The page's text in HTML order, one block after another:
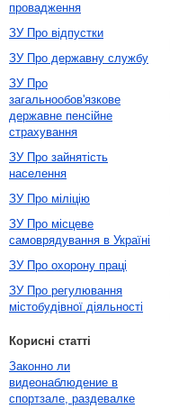
провадження
ЗУ Про відпустки
ЗУ Про державну службу
ЗУ Про
загальнообов'язкове
державне пенсійне
страхування
ЗУ Про зайнятість
населення
ЗУ Про міліцію
ЗУ Про місцеве
самоврядування в Україні
ЗУ Про охорону праці
ЗУ Про регулювання
містобудівної діяльності
Корисні статті
Законно ли
видеонаблюдение в
спортзале, раздевалке